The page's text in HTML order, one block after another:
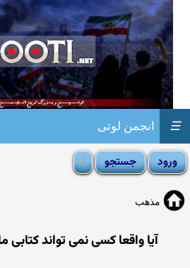
انجمن لوتی ☰
مذهب
آیا واقعا كسی نمی تواند کتابی